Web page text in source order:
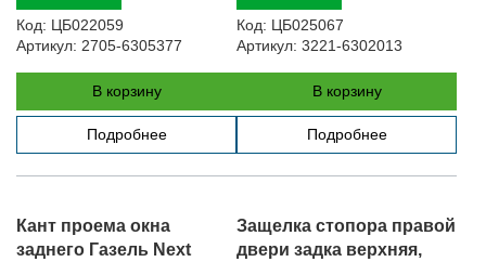
Код: ЦБ022059
Артикул: 2705-6305377
В корзину
Подробнее
Код: ЦБ025067
Артикул: 3221-6302013
В корзину
Подробнее
Кант проема окна
заднего Газель Next
Защелка стопора правой
двери задка верхняя,